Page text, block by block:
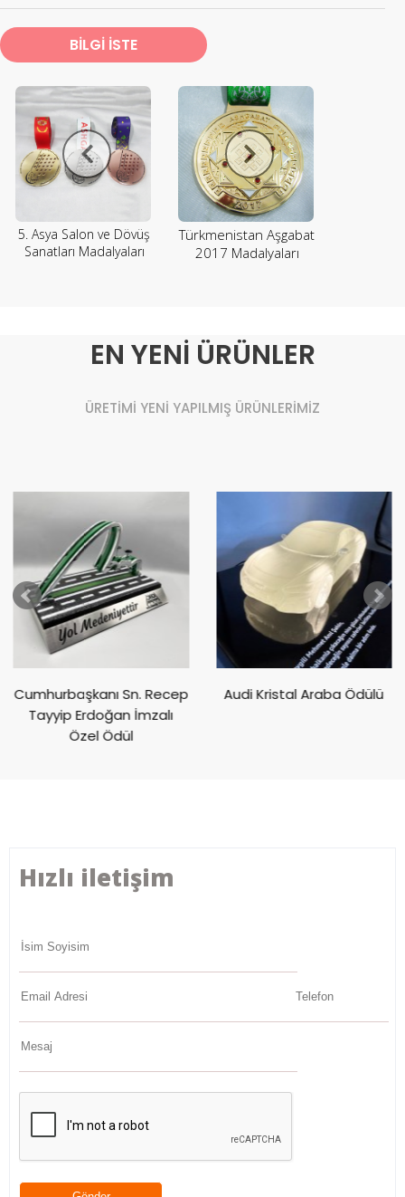
BİLGİ İSTE
5. Asya Salon ve Dövüş
Sanatları Madalyaları
Türkmenistan Aşgabat
2017 Madalyaları
EN YENİ ÜRÜNLER
ÜRETİMİ YENİ YAPILMIŞ ÜRÜNLERİMİZ
Cumhurbaşkanı Sn. Recep
Tayyip Erdoğan İmzalı
Özel Ödül
Audi Kristal Araba Ödülü
Hızlı iletişim